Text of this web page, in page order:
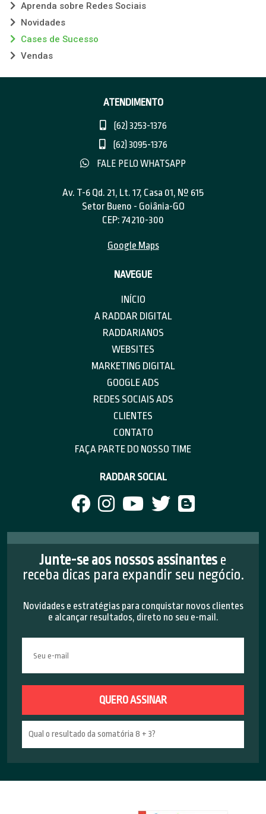
Aprenda sobre Redes Sociais
Novidades
Cases de Sucesso
Vendas
ATENDIMENTO
(62) 3253-1376
(62) 3095-1376
FALE PELO WHATSAPP
Av. T-6 Qd. 21, Lt. 17, Casa 01, Nº 615
Setor Bueno - Goiânia-GO
CEP: 74210-300
Google Maps
NAVEGUE
INÍCIO
A RADDAR DIGITAL
RADDARIANOS
WEBSITES
MARKETING DIGITAL
GOOGLE ADS
REDES SOCIAIS ADS
CLIENTES
CONTATO
FAÇA PARTE DO NOSSO TIME
RADDAR SOCIAL
Junte-se aos nossos assinantes e
receba dicas para expandir seu negócio.
Novidades e estratégias para conquistar novos clientes
e alcançar resultados, direto no seu e-mail.